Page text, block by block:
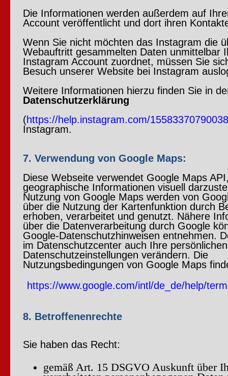
Die Informationen werden außerdem auf
Account veröffentlicht und dort ihren
Wenn Sie nicht möchten das Instagram die
Webauftritt gesammelten Daten unmittelbar
Instagram Account zuordnet, müssen Sie
Besuch unserer Website bei Instagram
Weitere Informationen hierzu finden Sie in
Datenschutzerklärung
(https://help.instagram.com/
Instagram.
7. Verwendung von Google Maps:
Diese Webseite verwendet Google Maps
geographische Informationen visuell
Nutzung von Google Maps werden von
über die Nutzung der Kartenfunktion durch
erhoben, verarbeitet und genutzt. Nähere
über die Datenverarbeitung durch Google
Google-Datenschutzhinweisen entnehmen.
im Datenschutzcenter auch Ihre persönlichen
Datenschutzeinstellungen verändern. Die
Nutzungsbedingungen von Google Maps
https://www.google.com/intl/de_de/help/
8. Betroffenenrechte
Sie haben das Recht:
gemäß Art. 15 DSGVO Auskunft über